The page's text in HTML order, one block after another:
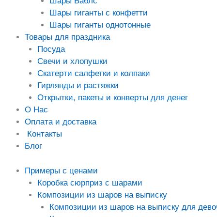
Шары гиганты с конфетти
Шары гиганты однотонные
Товары для праздника
Посуда
Свечи и хлопушки
Скатерти салфетки и колпаки
Гирлянды и растяжки
Открытки, пакеты и конверты для денег
О Нас
Оплата и доставка
Контакты
Блог
Примеры с ценами
Коробка сюрприз с шарами
Композиции из шаров на выписку
Композиции из шаров на выписку для